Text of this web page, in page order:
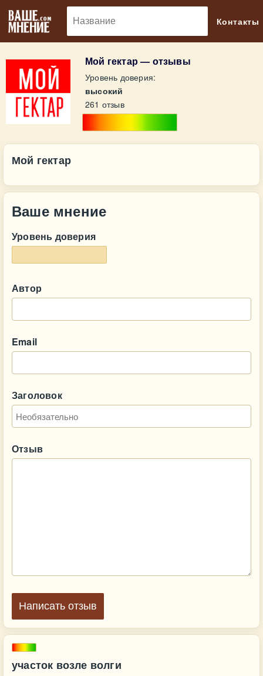
Контакты
Мой гектар — отзывы
Уровень доверия:
высокий
261 отзыв
участок возле волги
Мой гектар
Ваше мнение
Уровень доверия
Автор
Email
Заголовок
Отзыв
Написать отзыв